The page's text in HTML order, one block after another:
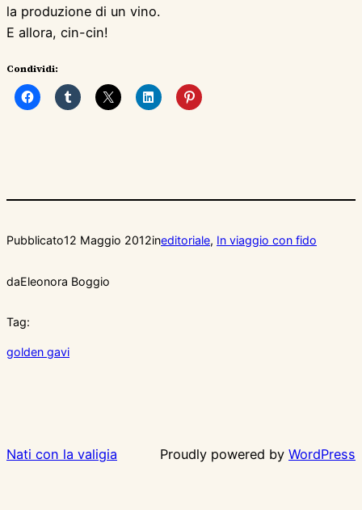
la produzione di un vino.
E allora, cin-cin!
Condividi:
Pubblicato12 Maggio 2012ineditoriale, In viaggio con fido
daEleonora Boggio
Tag:
golden gavi
Nati con la valigia Proudly powered by WordPress